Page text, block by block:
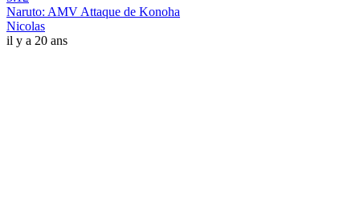
Naruto: AMV Attaque de Konoha
Nicolas
il y a 20 ans